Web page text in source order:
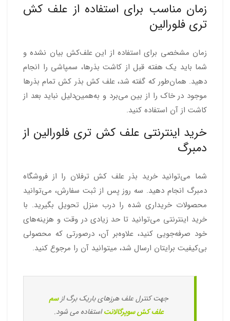
زمان مناسب برای استفاده از علف کش
تری فلورالین
زمان مشخصی برای استفاده از این علف‌کش بیان نشده و
شما باید یک هفته قبل از کاشت بذرها، سمپاشی را انجام
دهید. همان‌طور که گفته شد، علف کش بذر کش تمام بذرها
موجود در خاک را از بین می‌برد و به‌همین‌دلیل نباید بعد از
کاشت از آن استفاده کنید.
خرید اینترنتی علف کش تری فلورالین از
دمبرگ
شما می‌توانید خرید بذر علف کش ترفلان را از فروشگاه
دمبرگ انجام دهید. سه روز پس از ثبت سفارش، می‌توانید
محصولات خریداری شده را درب منزل تحویل بگیرید. با
خرید اینترنتی می‌توانید تا حد زیادی در وقت و هزینه‌های
خود صرفه‌جویی کنید، علاوه‌بر آن، درصورتی که محصولی
بی‌کیفیت برایتان ارسال شد، می‎توانید آن را مرجوع کنید.
جهت کنترل علف هرزهای باریک برگ ازسم
علف کش سوپرگالانتاستفاده می شود.